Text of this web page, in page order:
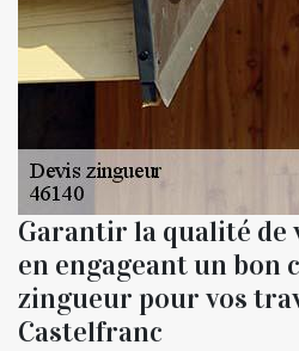
Garantir la qualité
en engageant un bon
zingueur pour vos
Castelfranc